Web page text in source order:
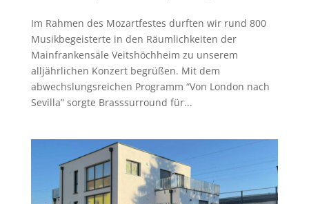
Im Rahmen des Mozartfestes durften wir rund 800
Musikbegeisterte in den Räumlichkeiten der
Mainfrankensäle Veitshöchheim zu unserem
alljährlichen Konzert begrüßen. Mit dem
abwechslungsreichen Programm “Von London nach
Sevilla” sorgte Brasssurround für...